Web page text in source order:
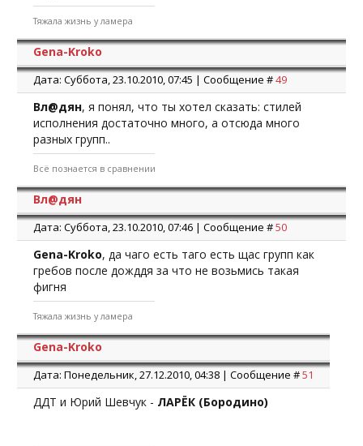
Тяжала жизнь у ламера
Gena-Kroko
Дата: Суббота, 23.10.2010, 07:45 | Сообщение #49
Вл@дян, я понял, что ты хотел сказать: стилей
исполнения достаточно много, а отсюда много
разных групп..
Всё познается в сравнении
Вл@дян
Дата: Суббота, 23.10.2010, 07:46 | Сообщение #50
Gena-Kroko, да чаго есть таго есть щас групп как
гребов после дожддя за что не возьмись такая
фигня
Тяжала жизнь у ламера
Gena-Kroko
Дата: Понедельник, 27.12.2010, 04:38 | Сообщение #51
ДДТ и Юрий Шевчук - ЛАРЁК (Бородино)